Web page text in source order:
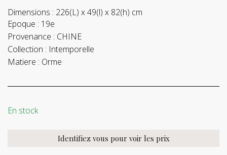
Dimensions : 226(L) x 49(l) x 82(h) cm
Epoque : 19e
Provenance : CHINE
Collection : Intemporelle
Matiere : Orme
En stock
Identifiez vous pour voir les prix